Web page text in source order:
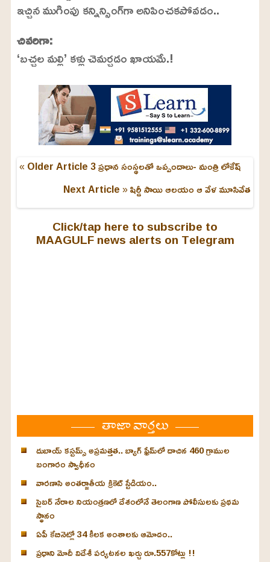
ఇచ్చిన ముగింపు కన్నిన్సింగ్‌గా అనిపించకపోవడం..
చివరిగా:
‘బచ్చల మల్లి’ కళ్లు చెమర్చడం ఖాయమే.!
« Older Article3 ప్రధాన సంస్థలతో ఒప్పందాలు- మంత్రి లోకేష్
Next Article »షిర్డీ సాయి ఆలయం ఆ వేళ మూసివేత
Click/tap here to subscribe to
MAAGULF news alerts on Telegram
తాజా వార్తలు
దుబాయ్ కస్టమ్స్ అప్రమత్తత.. బ్యాగ్ ఫ్రేమ్‌లో దాచిన 460 గ్రాముల
బంగారం స్వాధీనం
వారణాసి అంతర్జాతీయ క్రికెట్ స్టేడియం..
సైబర్ నేరాల నియంత్రణలో దేశంలోనే తెలంగాణ పోలీసులకు ప్రథమ
స్థానం
ఏపీ కేబినెట్లో 34 కీలక అంశాలకు ఆమోదం..
ప్రధాని మోదీ విదేశీ పర్యటనల ఖర్చు రూ.557కోట్లు !!